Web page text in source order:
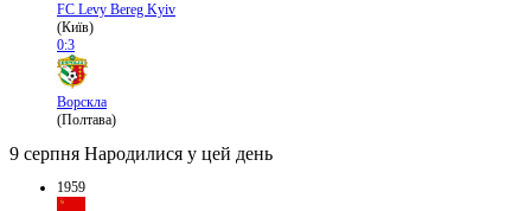
FC Levy Bereg Kyiv
(Київ)
0:3
Ворскла
(Полтава)
9 серпня Народилися у цей день
1959